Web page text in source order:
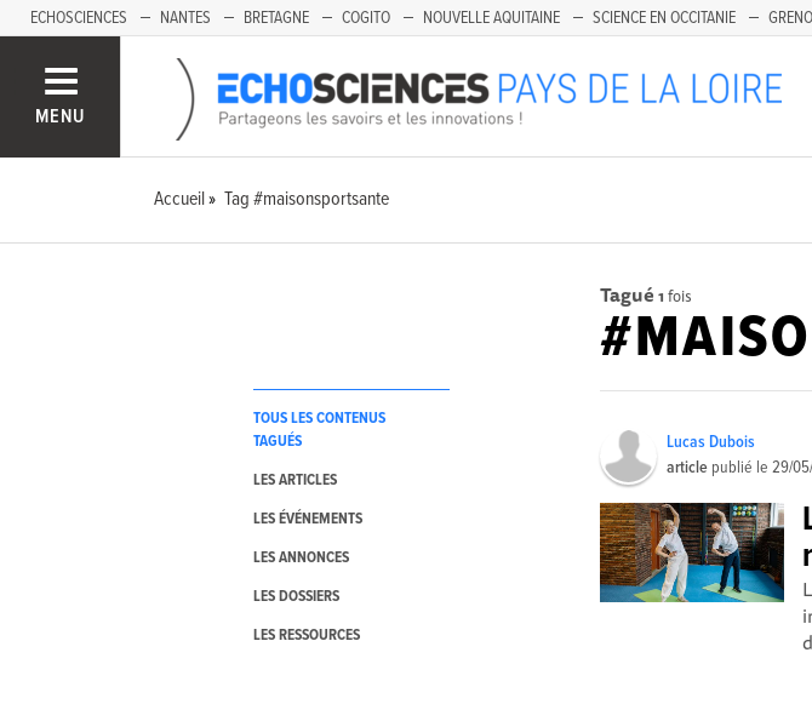
ECHOSCIENCES NANTES BRETAGNE COGITO NOUVELLE AQUITAINE SCIENCE EN OCCITANIE
MENU
Accueil Tag #maisonsportsante
TOUS LES CONTENUS
TAGUÉS
LES ARTICLES
LES ÉVÉNEMENTS
LES ANNONCES
LES DOSSIERS
LES RESSOURCES
Tagué 1 fois
Lucas Dubois
article publié le29/